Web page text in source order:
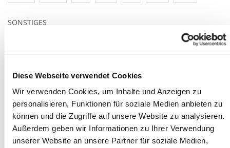
Diese Webseite verwendet Cookies
Wir verwenden Cookies, um Inhalte und Anzeigen zu
personalisieren, Funktionen für soziale Medien anbieten zu
können und die Zugriffe auf unsere Website zu analysieren.
Außerdem geben wir Informationen zu Ihrer Verwendung
unserer Website an unsere Partner für soziale Medien,
SONSTIGES
Regular Fit 40 °C 135 g/m²
BESTICKUNG
Brust Kragen Manschette gut bestickbar